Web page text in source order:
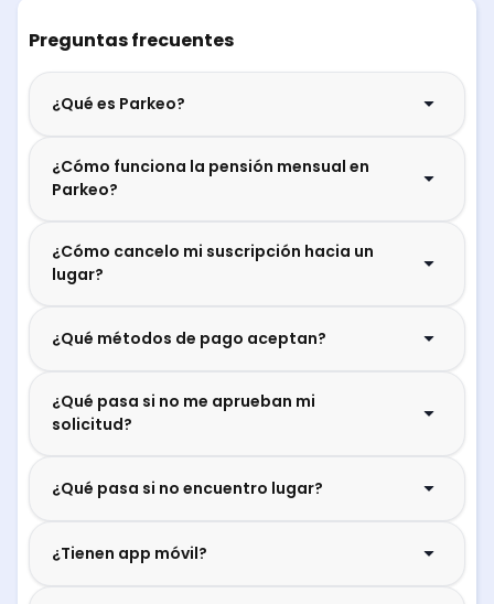
Preguntas frecuentes
¿Qué es Parkeo?
¿Cómo funciona la pensión mensual en
Parkeo?
¿Cómo cancelo mi suscripción hacia un
lugar?
¿Qué métodos de pago aceptan?
¿Qué pasa si no me aprueban mi
solicitud?
¿Qué pasa si no encuentro lugar?
¿Tienen app móvil?